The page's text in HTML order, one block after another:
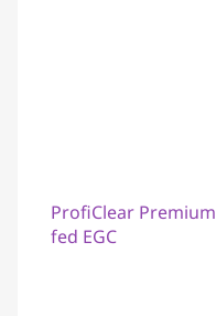
ProfiClear
fed EGC